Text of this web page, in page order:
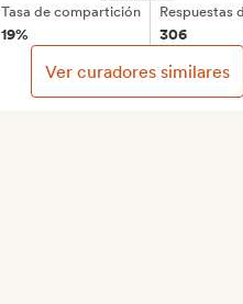
Tasa de compartición
19%
Respuestas
306
Ver curadores similares